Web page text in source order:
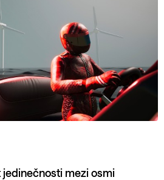
mezi osmi